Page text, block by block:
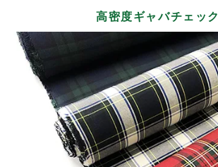
高密度ギャバチェック